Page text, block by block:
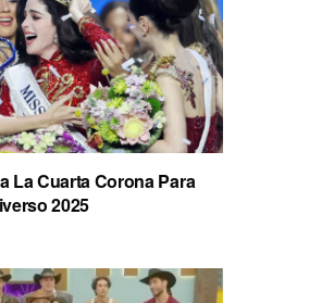
La Cuarta Corona Para
2025